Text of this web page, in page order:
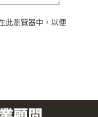
此瀏覽器中，以便